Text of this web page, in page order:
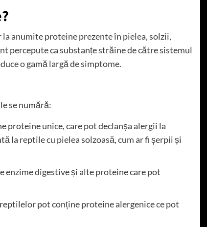
anumite proteine ​​prezente în pielea, solzii,
percepute ca substanțe străine de către sistemul
o gamă largă de simptome.
se numără:
proteine ​​unice, care pot declanșa alergii la
la reptile cu pielea solzoasă, cum ar fi șerpii și
enzime digestive și alte proteine ​​care pot
pot conține proteine ​​alergenice ce pot